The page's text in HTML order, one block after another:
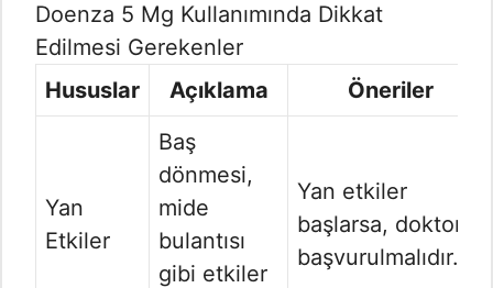
Doenza 5 Mg Kullanımında Dikkat
Edilmesi Gerekenler
Hususlar
Açıklama Öneriler
Yan
Etkiler
Baş
dönmesi,
mide
bulantısı
gibi etkiler
Yan etkiler
başlarsa, doktora
başvurulmalıdır.